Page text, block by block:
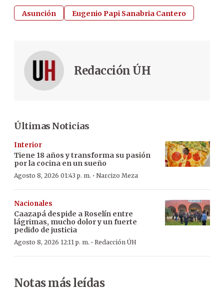
Asunción Eugenio Papi Sanabria Cantero
Redacción ÚH
Últimas Noticias
Interior
Tiene 18 años y transforma su pasión
por la cocina en un sueño
Agosto 8, 2026 01:43 p. m. · Narcizo Meza
Nacionales
Caazapá despide a Roselín entre
lágrimas, mucho dolor y un fuerte
pedido de justicia
Agosto 8, 2026 12:11 p. m. · Redacción ÚH
Notas más leídas